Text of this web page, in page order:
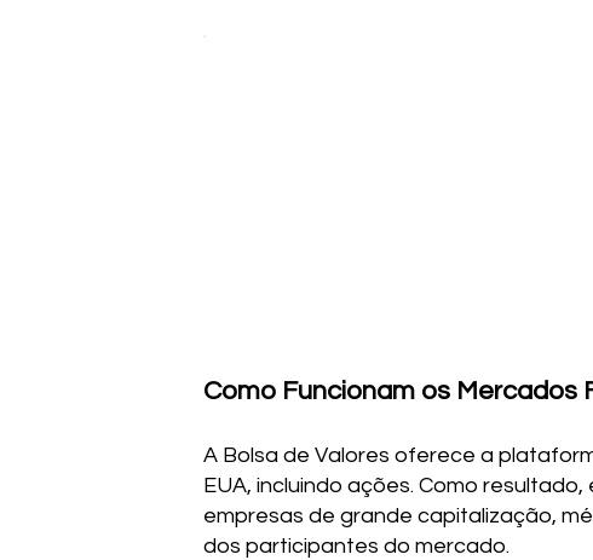
Como Funcionam os Mercados
A Bolsa de Valores oferece a
EUA, incluindo ações. Como
empresas de grande capitalização,
dos participantes do mercado.